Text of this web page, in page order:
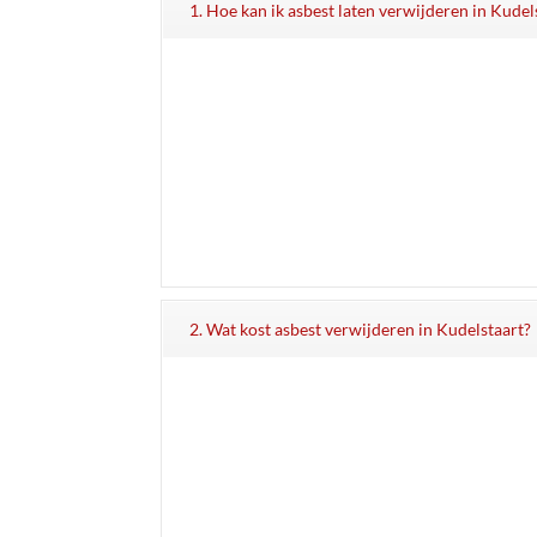
1. Hoe kan ik asbest laten verwijderen in
2. Wat kost asbest verwijderen in Kudelstaart?